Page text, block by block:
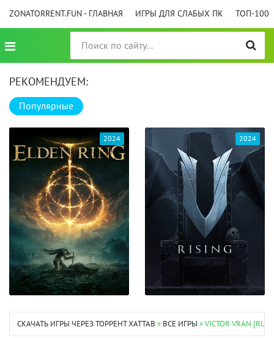
ZONATORRENT.FUN - ГЛАВНАЯ ИГРЫ ДЛЯ СЛАБЫХ ПК ТОП-100
РЕКОМЕНДУЕМ:
Популярные
2024 2024
СКАЧАТЬ ИГРЫ ЧЕРЕЗ ТОРРЕНТ XATTAB » ВСЕ ИГРЫ » VICTOR VRAN [RU